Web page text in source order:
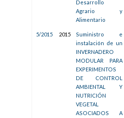
Desarrollo
Agrario y
Alimentario
5/2015 2015
Suministro e
instalación de un
INVERNADERO
MODULAR PARA
EXPERIMENTOS
DE CONTROL
AMBIENTAL Y
NUTRICIÓN
VEGETAL
ASOCIADOS A